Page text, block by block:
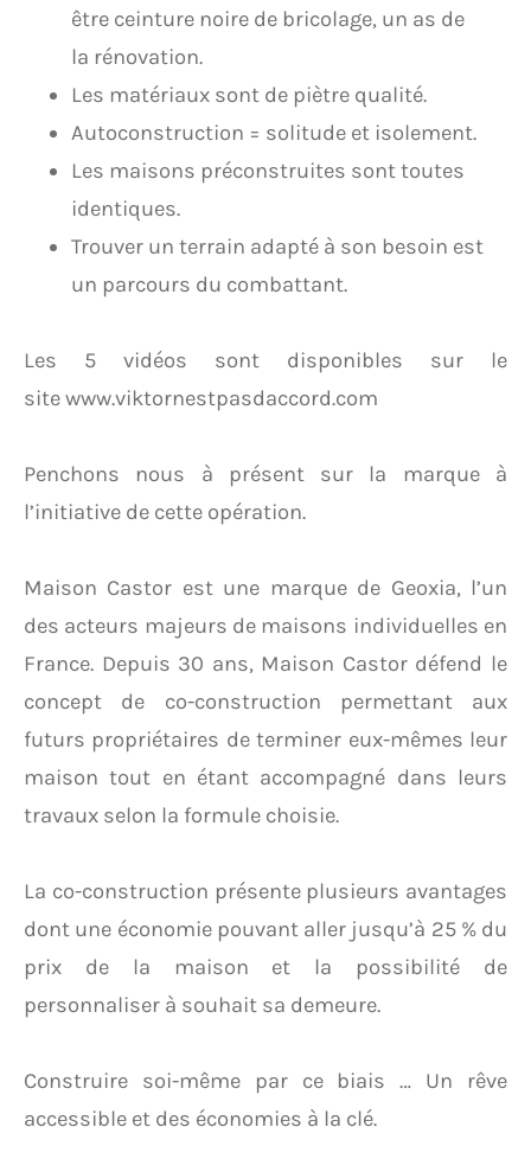
être ceinture noire de bricolage, un as de
la rénovation.
Les matériaux sont de piètre qualité.
Autoconstruction = solitude et isolement.
Les maisons préconstruites sont toutes
identiques.
Trouver un terrain adapté à son besoin est
un parcours du combattant.
Les 5 vidéos sont disponibles sur le
site www.viktornestpasdaccord.com
Penchons nous à présent sur la marque à
l’initiative de cette opération.
Maison Castor est une marque de Geoxia, l’un
des acteurs majeurs de maisons individuelles en
France. Depuis 30 ans, Maison Castor défend le
concept de co-construction permettant aux
futurs propriétaires de terminer eux-mêmes leur
maison tout en étant accompagné dans leurs
travaux selon la formule choisie.
La co-construction présente plusieurs avantages
dont une économie pouvant aller jusqu’à 25 % du
prix de la maison et la possibilité de
personnaliser à souhait sa demeure.
Construire soi-même par ce biais … Un rêve
accessible et des économies à la clé.